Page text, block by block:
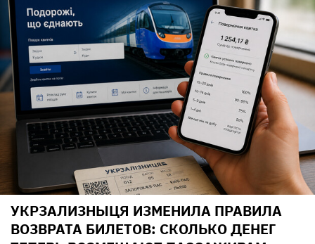
УКРЗАЛИЗНЫЦЯ ИЗМЕНИЛА ПРАВИЛА
ВОЗВРАТА БИЛЕТОВ: СКОЛЬКО ДЕНЕГ